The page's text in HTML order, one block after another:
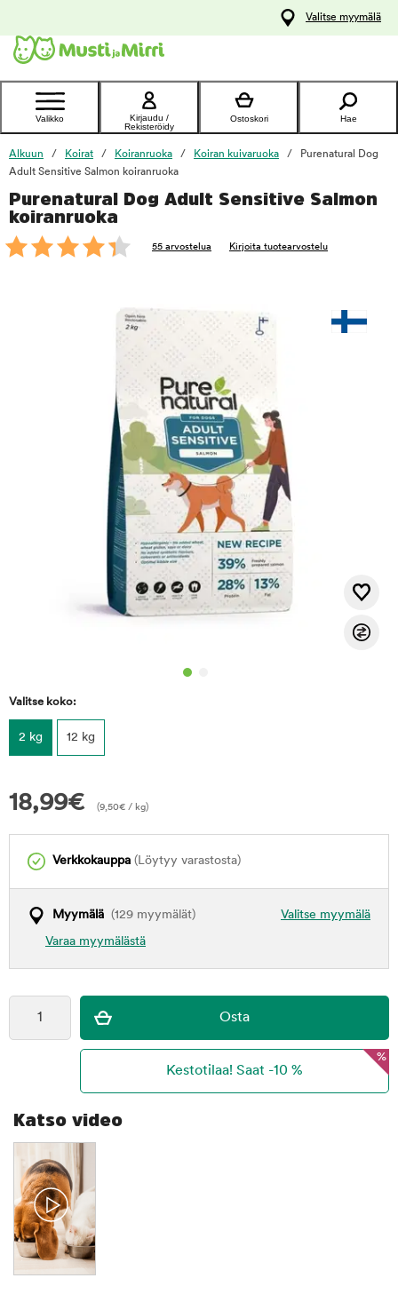
Ota yhteyttä
asiakaspalveluun
Valitse myymälä
Valikko
Kirjaudu /
Rekisteröidy
Ostoskori Hae
Alkuun Koirat Koiranruoka Koiran kuivaruoka
Purenatural Dog
Adult Sensitive Salmon koiranruoka
Purenatural Dog Adult Sensitive Salmon
koiranruoka
55 arvostelua Kirjoita tuotearvostelu
Valitse koko:
2 kg 12 kg
18,99€ (9,50€ / kg)
Verkkokauppa (Löytyy varastosta)
Valitse myymälä
Myymälä (129 myymälät)
Varaa myymälästä
foo
%
Katso video